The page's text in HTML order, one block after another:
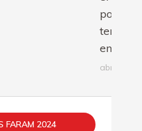
podio
en Jerez
abril 5,
FARAM 2024